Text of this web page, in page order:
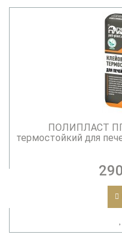
ПОЛИПЛАСТ
термостойкий для